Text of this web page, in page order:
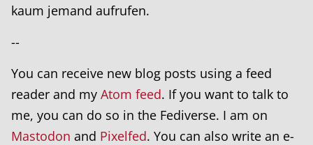
kaum jemand aufrufen.
--
You can receive new blog posts using a feed
reader and my Atom feed. If you want to talk to
me, you can do so in the Fediverse. I am on
Mastodon and Pixelfed. You can also write an e-